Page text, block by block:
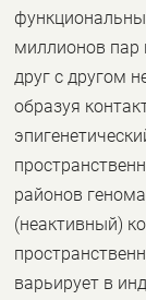
миллионов пар
друг с другом
образуя
районов
(неактивный)
варьирует в